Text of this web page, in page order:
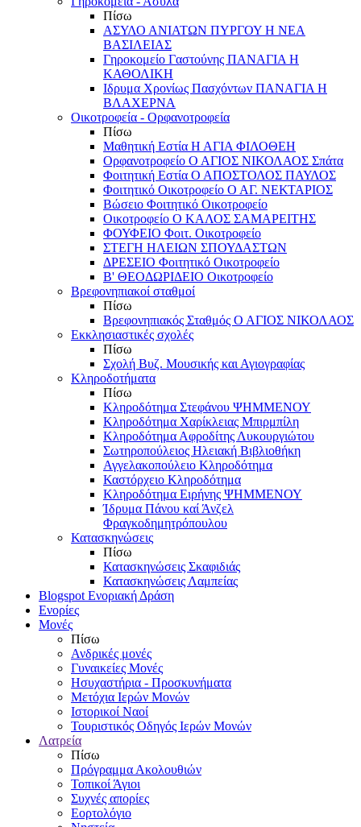
Πίσω
ΑΣΥΛΟ ΑΝΙΑΤΩΝ ΠΥΡΓΟΥ Η ΝΕΑ
ΒΑΣΙΛΕΙΑΣ
Γηροκομείο Γαστούνης ΠΑΝΑΓΙΑ Η
ΚΑΘΟΛΙΚΗ
Ιδρυμα Χρονίως Πασχόντων ΠΑΝΑΓΙΑ Η
ΒΛΑΧΕΡΝΑ
Οικοτροφεία - Ορφανοτροφεία
Πίσω
Μαθητική Εστία Η ΑΓΙΑ ΦΙΛΟΘΕΗ
Ορφανοτροφείο Ο ΑΓΙΟΣ ΝΙΚΟΛΑΟΣ Σπάτα
Φοιτητική Εστία Ο ΑΠΟΣΤΟΛΟΣ ΠΑΥΛΟΣ
Φοιτητικό Οικοτροφείο Ο ΑΓ. ΝΕΚΤΑΡΙΟΣ
Βώσειο Φοιτητικό Οικοτροφείο
Οικοτροφείο Ο ΚΑΛΟΣ ΣΑΜΑΡΕΙΤΗΣ
ΦΟΥΦΕΙΟ Φοιτ. Οικοτροφείο
ΣΤΕΓΗ ΗΛΕΙΩΝ ΣΠΟΥΔΑΣΤΩΝ
ΔΡΕΣΕΙΟ Φοιτητικό Οικοτροφείο
Β' ΘΕΟΔΩΡΙΔΕΙΟ Οικοτροφείο
Βρεφονηπιακοί σταθμοί
Πίσω
Βρεφονηπιακός Σταθμός Ο ΑΓΙΟΣ ΝΙΚΟΛΑΟΣ
Εκκλησιαστικές σχολές
Πίσω
Σχολή Βυζ. Μουσικής και Αγιογραφίας
Κληροδοτήματα
Πίσω
Κληροδότημα Στεφάνου ΨΗΜΜΕΝΟΥ
Κληροδότημα Χαρίκλειας Μπιρμπίλη
Κληροδότημα Αφροδίτης Λυκουργιώτου
Σωτηροπούλειος Ηλειακή Βιβλιοθήκη
Αγγελακοπούλειο Κληροδότημα
Καστόρχειο Κληροδότημα
Κληροδότημα Ειρήνης ΨΗΜΜΕΝΟΥ
Ίδρυμα Πάνου καί Άνζελ
Φραγκοδημητρόπουλου
Κατασκηνώσεις
Πίσω
Κατασκηνώσεις Σκαφιδιάς
Κατασκηνώσεις Λαμπείας
Blogspot Ενοριακή Δράση
Ενορίες
Μονές
Πίσω
Ανδρικές μονές
Γυναικείες Μονές
Ησυχαστήρια - Προσκυνήματα
Μετόχια Ιερών Μονών
Ιστορικοί Ναοί
Τουριστικός Οδηγός Ιερών Μονών
Λατρεία
Πίσω
Πρόγραμμα Ακολουθιών
Τοπικοί Άγιοι
Συχνές απορίες
Εορτολόγιο